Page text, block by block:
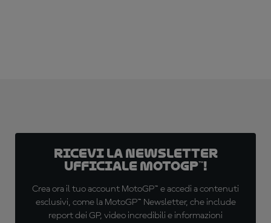
Ricevi la newsletter
ufficiale MotoGP™!
Crea ora il tuo account MotoGP™ e accedi a contenuti
esclusivi, come la MotoGP™ Newsletter, che include
report dei GP, video incredibili e informazioni